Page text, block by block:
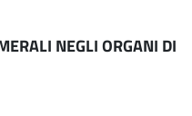
NEGLI ORGANI DI